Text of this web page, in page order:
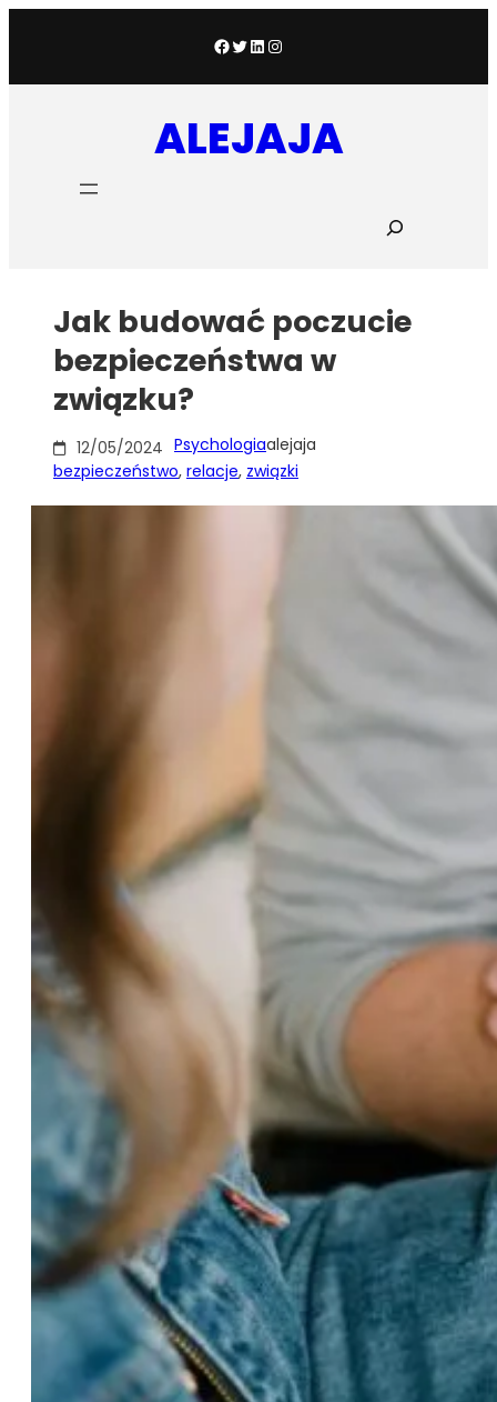
Facebook
Twitter
LinkedIn
Instagram
ALEJAJA
a
j
Jak budować poczucie
bezpieczeństwa w
związku?
12/05/2024 Psychologiaalejaja
bezpieczeństwo, relacje, związki